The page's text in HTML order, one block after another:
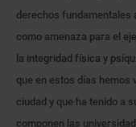
derechos fundamentales
como amenaza para el
la integridad física y
que en estos días hemos
ciudad y que ha tenido a
componen las